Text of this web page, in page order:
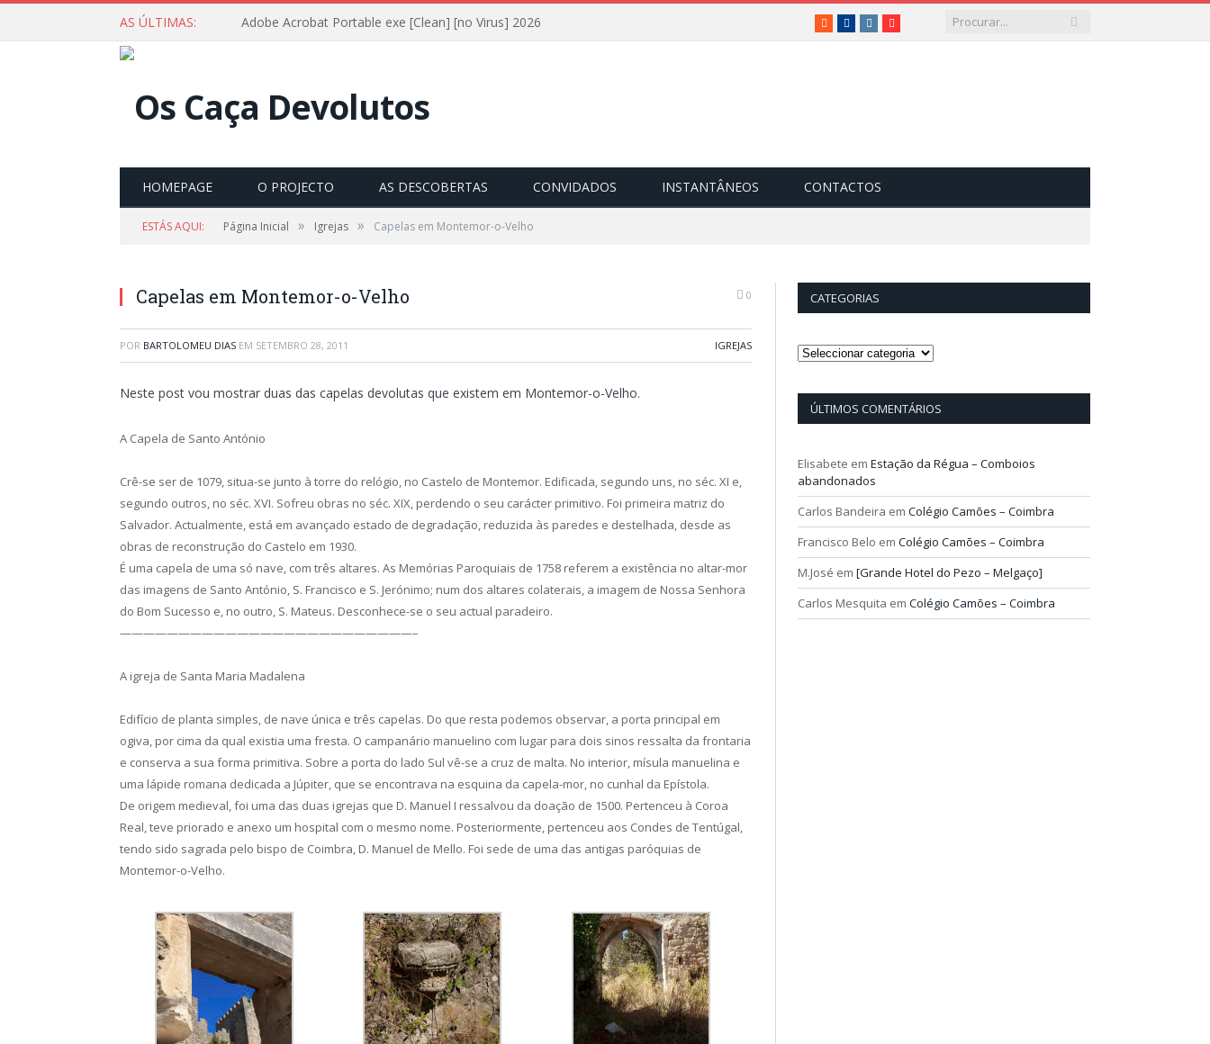
AS ÚLTIMAS: Adobe Acrobat Portable exe [Clean] [no Virus] 2026 RSS FacebookInstagram
Vimeo
HOMEPAGE O PROJECTO AS DESCOBERTAS CONVIDADOS INSTANTÂNEOS CONTACTOS
ESTÁS AQUI: Página Inicial » Igrejas » Capelas em Montemor-o-Velho
Capelas em Montemor-o-Velho 0
POR BARTOLOMEU DIAS EM SETEMBRO 28, 2011 IGREJAS
Neste post vou mostrar duas das capelas devolutas que existem em Montemor-o-Velho.
A Capela de Santo António
Crê-se ser de 1079, situa-se junto à torre do relógio, no Castelo de Montemor. Edificada, segundo uns, no séc. XI e,
segundo outros, no séc. XVI. Sofreu obras no séc. XIX, perdendo o seu carácter primitivo. Foi primeira matriz do
Salvador. Actualmente, está em avançado estado de degradação, reduzida às paredes e destelhada, desde as
obras de reconstrução do Castelo em 1930.
É uma capela de uma só nave, com três altares. As Memórias Paroquiais de 1758 referem a existência no altar-mor
das imagens de Santo António, S. Francisco e S. Jerónimo; num dos altares colaterais, a imagem de Nossa Senhora
do Bom Sucesso e, no outro, S. Mateus. Desconhece-se o seu actual paradeiro.
—————————————————————————–
A igreja de Santa Maria Madalena
Edifício de planta simples, de nave única e três capelas. Do que resta podemos observar, a porta principal em
ogiva, por cima da qual existia uma fresta. O campanário manuelino com lugar para dois sinos ressalta da frontaria
e conserva a sua forma primitiva. Sobre a porta do lado Sul vê-se a cruz de malta. No interior, mísula manuelina e
uma lápide romana dedicada a Júpiter, que se encontrava na esquina da capela-mor, no cunhal da Epístola.
De origem medieval, foi uma das duas igrejas que D. Manuel I ressalvou da doação de 1500. Pertenceu à Coroa
Real, teve priorado e anexo um hospital com o mesmo nome. Posteriormente, pertenceu aos Condes de Tentúgal,
tendo sido sagrada pelo bispo de Coimbra, D. Manuel de Mello. Foi sede de uma das antigas paróquias de
Montemor-o-Velho.
CATEGORIAS
Categorias
ÚLTIMOS COMENTÁRIOS
Elisabete em Estação da Régua – Comboios
abandonados
Carlos Bandeira em Colégio Camões – Coimbra
Francisco Belo em Colégio Camões – Coimbra
M.José em [Grande Hotel do Pezo – Melgaço]
Carlos Mesquita em Colégio Camões – Coimbra